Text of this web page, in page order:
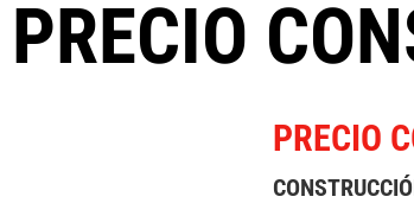
PRECIO
PRECIO